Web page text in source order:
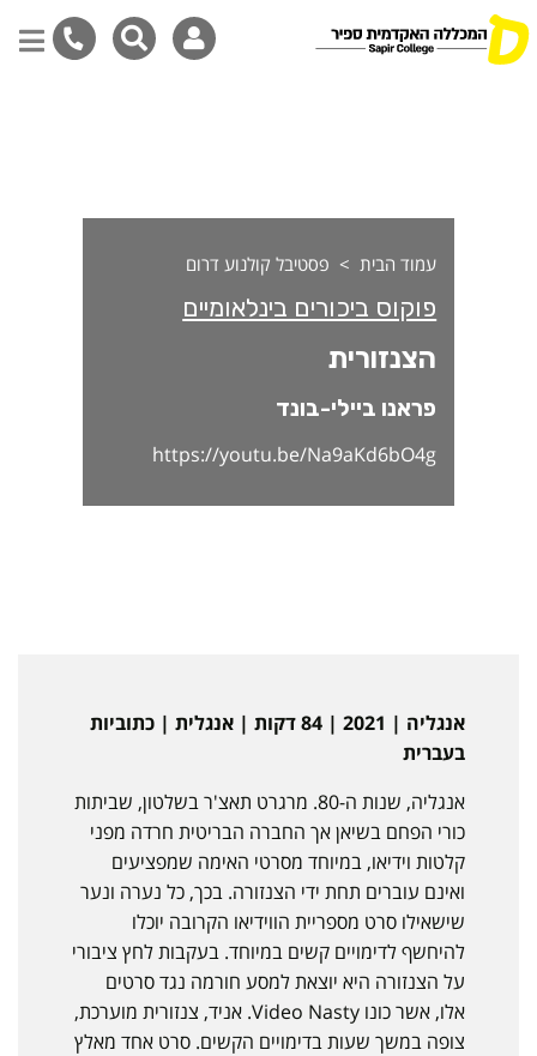
עמוד הבית פסטיבל קולנוע דרום
פוקוס ביכורים בינלאומיים
הצנזורית
פראנו ביילי-בונד
https://youtu.be/Na9aKd6bO4g
אנגליה | 2021 | 84 דקות | אנגלית | כתוביות
בעברית
אנגליה, שנות ה-80. מרגרט תאצ'ר בשלטון, שביתות
כורי הפחם בשיאן אך החברה הבריטית חרדה מפני
קלטות וידיאו, במיוחד מסרטי האימה שמפציעים
ואינם עוברים תחת ידי הצנזורה. בכך, כל נערה ונער
שישאילו סרט מספריית הווידיאו הקרובה יוכלו
להיחשף לדימויים קשים במיוחד. בעקבות לחץ ציבורי
על הצנזורה היא יוצאת למסע חורמה נגד סרטים
אלו, אשר כונו Video Nasty. אניד, צנזורית מוערכת,
צופה במשך שעות בדימויים הקשים. סרט אחד מאלץ